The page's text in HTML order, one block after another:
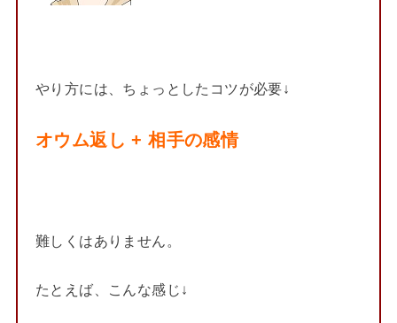
やり方には、ちょっとしたコツが必要↓
オウム返し + 相手の感情
難しくはありません。
たとえば、こんな感じ↓